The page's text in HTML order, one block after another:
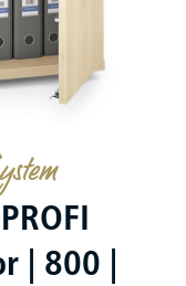
| 800 |